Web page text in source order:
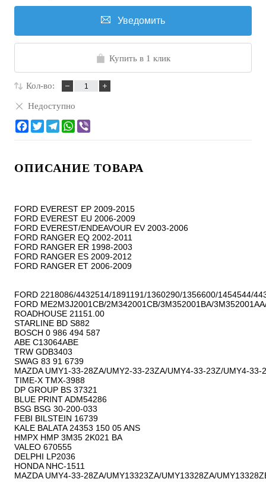
Уведомить
Купить в 1 клик
Кол-во:
Недоступно
ОПИСАНИЕ ТОВАРА
FORD EVEREST EP 2009-2015
FORD EVEREST EU 2006-2009
FORD EVEREST/ENDEAVOUR EV 2003-2006
FORD RANGER EQ 2002-2011
FORD RANGER ER 1998-2003
FORD RANGER ES 2009-2012
FORD RANGER ET 2006-2009
FORD 2218086/4432514/1891191/1360290/1356600/1454544/
FORD ME2M3J2001CB/2M342001CB/3M352001BA/
ROADHOUSE 21151.00
STARLINE BD S882
BOSCH 0 986 494 587
ABE C13064ABE
TRW GDB3403
SWAG 83 91 6739
MAZDA UMY1-33-28ZA/UMY2-33-23ZA/UMY4-33-23Z/UMY4-
TIME-X TMX-3988
DP GROUP BS 37321
BLUE PRINT ADM54286
BSG BSG 30-200-033
FEBI BILSTEIN 16739
KALE BALATA 24353 150 05 ANS
HMPX HMP 3M35 2K021 BA
VALEO 670555
DELPHI LP2036
HONDA NHC-1511
MAZDA UMY4-33-28ZA/UMY13323ZA/UMY13328ZA/